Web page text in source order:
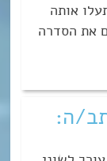
אותה
את הסדרה
ה: